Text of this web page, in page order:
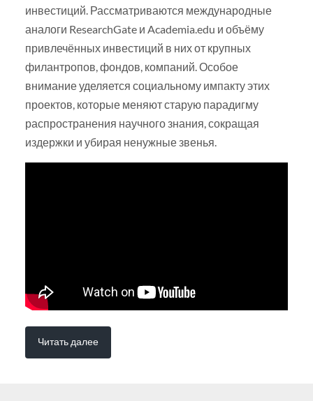
инвестиций. Рассматриваются международные
аналоги ResearchGate и Academia.edu и объёму
привлечённых инвестиций в них от крупных
филантропов, фондов, компаний. Особое
внимание уделяется социальному импакту этих
проектов, которые меняют старую парадигму
распространения научного знания, сокращая
издержки и убирая ненужные звенья.
Читать далее